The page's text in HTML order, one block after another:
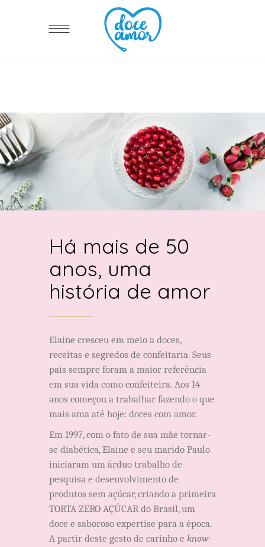
Há mais de 50
anos, uma
história de amor
Elaine cresceu em meio a doces,
receitas e segredos de confeitaria. Seus
pais sempre foram a maior referência
em sua vida como confeiteira. Aos 14
anos começou a trabalhar fazendo o que
mais ama até hoje: doces com amor.
Em 1997, com o fato de sua mãe tornar-
se diabética, Elaine e seu marido Paulo
iniciaram um árduo trabalho de
pesquisa e desenvolvimento de
produtos sem açúcar, criando a primeira
TORTA ZERO AÇÚCAR do Brasil, um
doce e saboroso expertise para a época.
A partir deste gesto de carinho e know-